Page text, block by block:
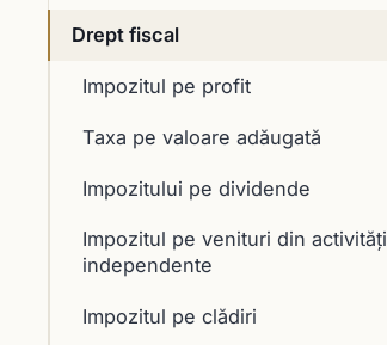
Drept fiscal
Impozitul pe profit
Taxa pe valoare adăugată
Impozitului pe dividende
Impozitul pe venituri din activități
independente
Impozitul pe clădiri